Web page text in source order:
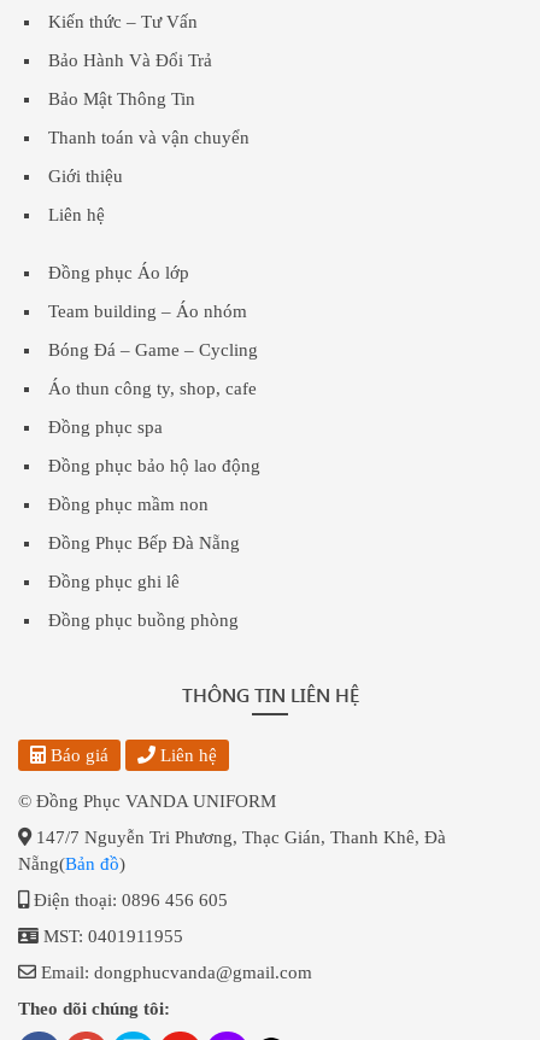
Kiến thức – Tư Vấn
Bảo Hành Và Đổi Trả
Bảo Mật Thông Tin
Thanh toán và vận chuyển
Giới thiệu
Liên hệ
Đồng phục Áo lớp
Team building – Áo nhóm
Bóng Đá – Game – Cycling
Áo thun công ty, shop, cafe
Đồng phục spa
Đồng phục bảo hộ lao động
Đồng phục mầm non
Đồng Phục Bếp Đà Nẵng
Đồng phục ghi lê
Đồng phục buồng phòng
THÔNG TIN LIÊN HỆ
Báo giá Liên hệ
© Đồng Phục VANDA UNIFORM
147/7 Nguyễn Tri Phương, Thạc Gián, Thanh Khê, Đà
Nẵng(Bản đồ)
Điện thoại: 0896 456 605
MST: 0401911955
Email: dongphucvanda@gmail.com
Theo dõi chúng tôi: